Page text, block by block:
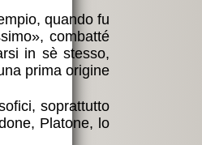
quando fu
, combatté
in sè stesso,
prima origine
soprattutto
Platone, lo